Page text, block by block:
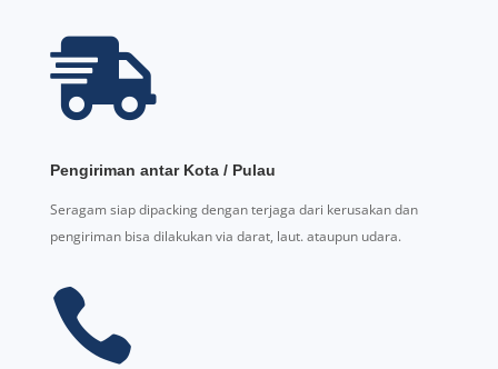

Pengiriman antar Kota / Pulau
Seragam siap dipacking dengan terjaga dari kerusakan dan
pengiriman bisa dilakukan via darat, laut. ataupun udara.
